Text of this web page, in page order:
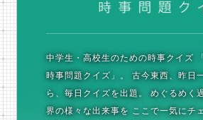
中学生・高校生のための時事クイズ
時事問題クイズ」。
古今東西、昨日
ら、毎日クイズを出題。
めぐるめく
界の様々な出来事を ここで一気にチ